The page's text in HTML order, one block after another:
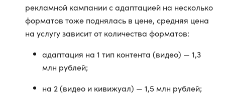
рекламной кампании с адаптацией на несколько
форматов тоже поднялась в цене, средняя цена
на услугу зависит от количества форматов:
адаптация на 1 тип контента (видео) — 1,3
млн рублей;
на 2 (видео и кивижуал) — 1,5 млн рублей;